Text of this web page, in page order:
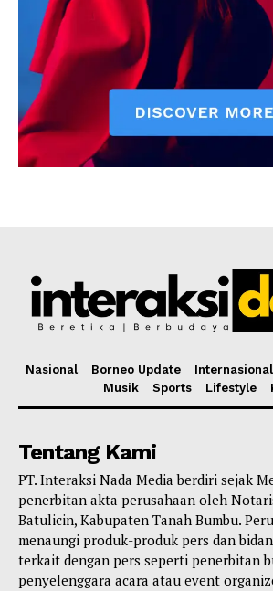
Nasional Borneo Update Internasional
Musik
Sports Lifestyle
Tentang Kami
PT. Interaksi Nada Media berdiri sejak
penerbitan akta perusahaan oleh
Batulicin, Kabupaten Tanah Bumbu.
menaungi produk-produk pers dan
terkait dengan pers seperti penerbitan
penyelenggara acara atau event